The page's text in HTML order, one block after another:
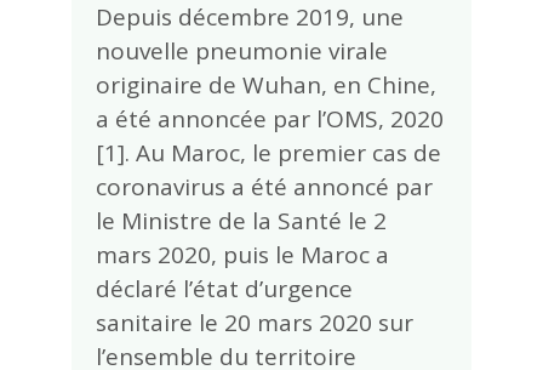
Depuis décembre 2019, une
nouvelle pneumonie virale
originaire de Wuhan, en Chine,
a été annoncée par l’OMS, 2020
[1]. Au Maroc, le premier cas de
coronavirus a été annoncé par
le Ministre de la Santé le 2
mars 2020, puis le Maroc a
déclaré l’état d’urgence
sanitaire le 20 mars 2020 sur
l’ensemble du territoire